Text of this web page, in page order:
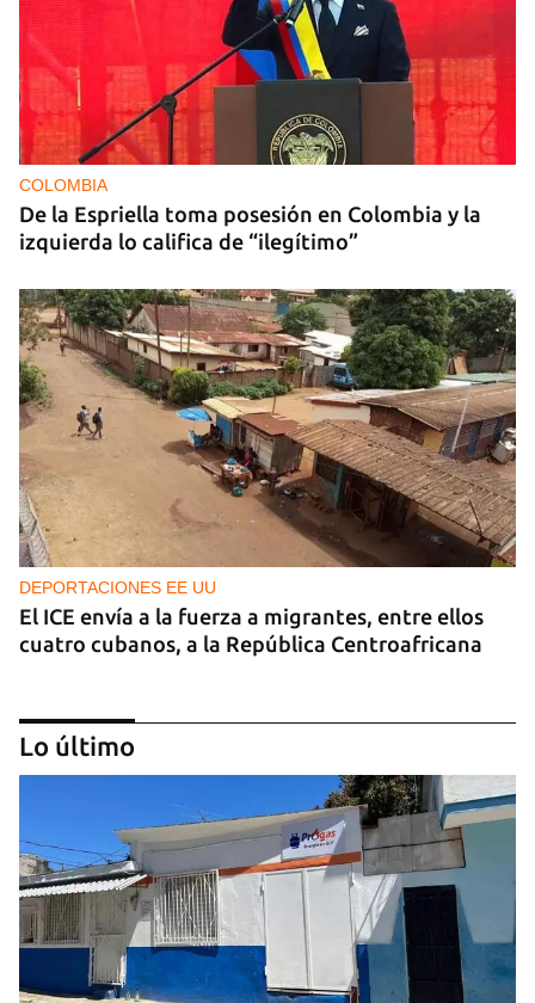
COLOMBIA
De la Espriella toma posesión en Colombia y la
izquierda lo califica de “ilegítimo”
DEPORTACIONES EE UU
El ICE envía a la fuerza a migrantes, entre ellos
cuatro cubanos, a la República Centroafricana
GUERRA
Lo último